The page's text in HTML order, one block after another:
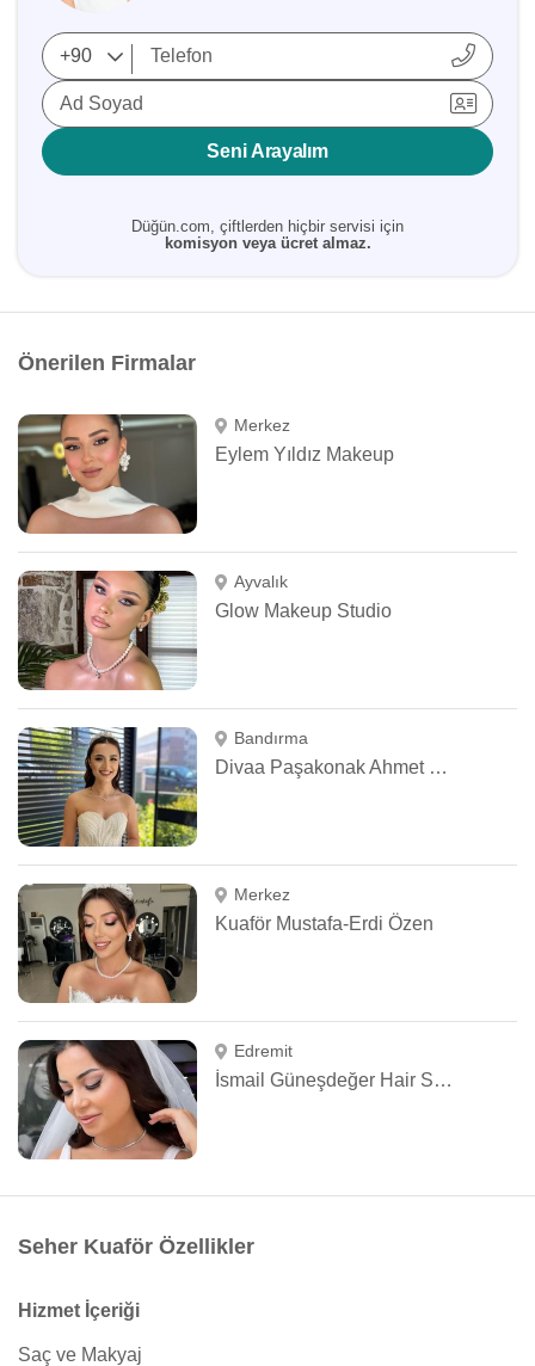
Ad Soyad
Seni Arayalım
Düğün.com, çiftlerden hiçbir servisi için
komisyon veya ücret almaz.
Önerilen Firmalar
Merkez
Eylem Yıldız Makeup
Ayvalık
Glow Makeup Studio
Bandırma
Divaa Paşakonak Ahmet Sarı
Merkez
Kuaför Mustafa-Erdi Özen
Edremit
İsmail Güneşdeğer Hair Salon
Seher Kuaför Özellikler
Hizmet İçeriği
Saç ve Makyaj